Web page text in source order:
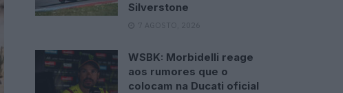
Silverstone
7 AGOSTO, 2026
WSBK: Morbidelli reage
aos rumores que o
colocam na Ducati oficial